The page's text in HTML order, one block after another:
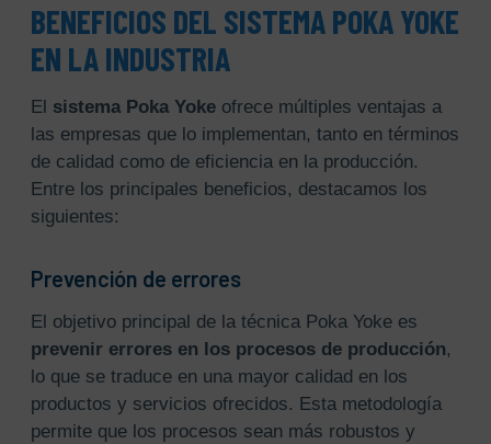
BENEFICIOS DEL SISTEMA POKA YOKE
EN LA INDUSTRIA
El sistema Poka Yokeofrece múltiples ventajas a
las empresas que lo implementan, tanto en términos
de calidad como de eficiencia en la producción.
Entre los principales beneficios, destacamos los
siguientes:
Prevención de errores
El objetivo principal de la técnica Poka Yoke es
prevenir errores en los procesos de producción,
lo que se traduce en una mayor calidad en los
productos y servicios ofrecidos. Esta metodología
permite que los procesos sean más robustos y